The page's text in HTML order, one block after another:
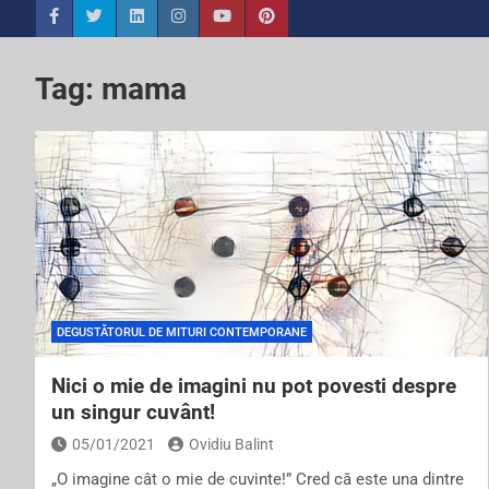
Tag: mama
DEGUSTĂTORUL DE MITURI CONTEMPORANE
Nici o mie de imagini nu pot povesti despre
un singur cuvânt!
05/01/2021 Ovidiu Balint
„O imagine cât o mie de cuvinte!” Cred că este una dintre